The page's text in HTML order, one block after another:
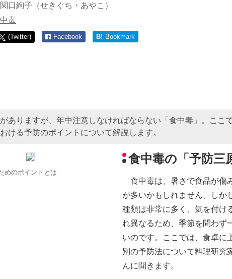
関口絢子（せきぐち・あやこ）
毒
(Twitter) Facebook B! Bookmark
ありますが、年中注意しなければならない「食中毒」。ここ
ける予防のポイントについて解説します。
めのポイントとは
食中毒の「予防三
食中毒は、暑さで食品が傷
が多いかもしれません。しか
種類は非常に多く、気を付け
れ異なるため、季節を問わず
いのです。ここでは、食卓に
別の予防法について料理研究
んに聞きます。